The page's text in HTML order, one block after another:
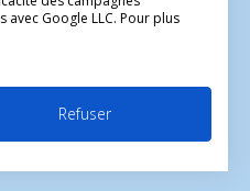
Google LLC. Pour plus
Refuser